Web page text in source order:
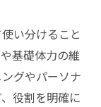
い分けること
基礎体力の維
グやパーソナ
役割を明確に